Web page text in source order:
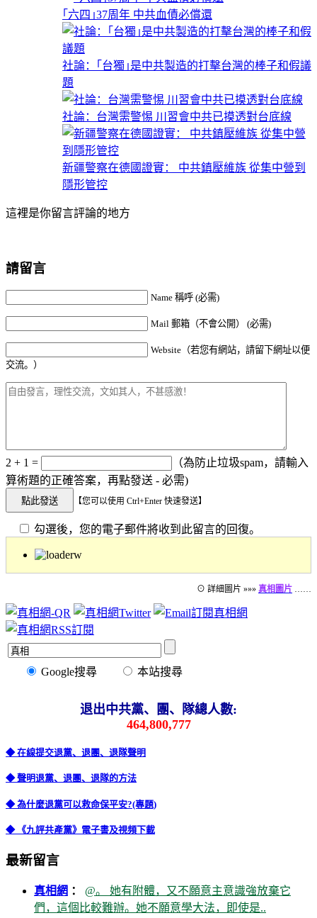
｢六四｣37周年 中共血債必償還
社論：｢台獨｣是中共製造的打擊台灣的棒子和假議
題
社論：台灣需警惕 川習會中共已摸透對台底線
新疆警察在德國證實： 中共鎮壓維族 從集中營到
隱形管控
這裡是你留言評論的地方
請留言
Name 稱呼 (必需)
Mail 郵箱（不會公開） (必需)
Website（若您有網站，請留下網址以便
交流。）
2 + 1 =
（為防止垃圾spam，請輸入
算術題的正確答案，再點發送 - 必需)
【您可以使用 Ctrl+Enter 快速發送】
勾選後，您的電子郵件將收到此留言的回復。
⊙ 詳細圖片 »»» 真相圖片 ……
Google搜尋 本站搜尋
退出中共黨、團、隊總人數:
464,800,777
◆ 在線提交退黨、退團、退隊聲明
◆ 聲明退黨、退團、退隊的方法
◆ 為什麼退黨可以救命保平安?(專題)
◆ 《九評共產黨》電子書及視頻下載
最新留言
真相網 ： @。 她有附體，又不願意主意識強放棄它
們，這個比較難辦。她不願意學大法，即使是..